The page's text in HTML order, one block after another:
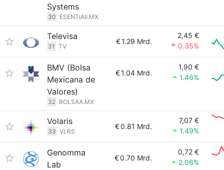
Systems
30 ESENTIAII.MX
Televisa
31 TV
€1.29 Mrd.
2,45 €
0.35%
BMV (Bolsa
Mexicana de
Valores)
32 BOLSAA.MX
€1.04 Mrd.
1,90 €
1.46%
Volaris
33 VLRS
€0.81 Mrd.
7,07 €
1.49%
Genomma
Lab
€0.70 Mrd.
0,72 €
2.06%